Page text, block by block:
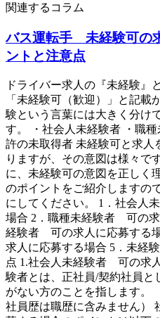
関連するコラム
バス運転手 未経験可の
ントと注意点
ドライバー求人の『未経験』
「未経験可（歓迎）」と記載
験という言葉には大きく分け
す。 ・社会人未経験者 ・職
許の未取得者 未経験可と求人
りますが、その意図は様々で
に、未経験可の意図を正しく
のポイントをご紹介しますの
にしてください。 1．社会人
場合 2．職種未経験者 可の
経験者 可の求人に応募する
求人に応募する場合 5．未経
点 1.社会人未経験者 可の求
験者とは、正社員/契約社員と
がない方のことを指します。
社員歴は職歴に含みません）